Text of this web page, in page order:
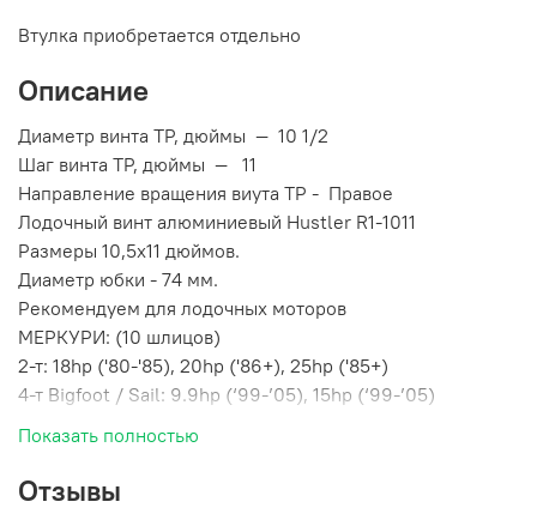
Втулка приобретается отдельно
Описание
Диаметр винта TP, дюймы — 10 1/2
Шаг винта TP, дюймы — 11
Направление вращения виyта TP - Правое
Лодочный винт алюминиевый Hustler R1-1011
Размеры 10,5х11 дюймов.
Диаметр юбки - 74 мм.
Рекомендуем для лодочных моторов
МЕРКУРИ: (10 шлицов)
2-т: 18hp ('80-'85), 20hp ('86+), 25hp ('85+)
4-т Bigfoot / Sail: 9.9hp (‘99-’05), 15hp (‘99-’05)
ДЖОНСОН: (14 шлицов)
('76-'05) /
Показать полностью
Отзывы